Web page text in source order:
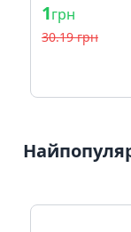
1грн
30.19 грн